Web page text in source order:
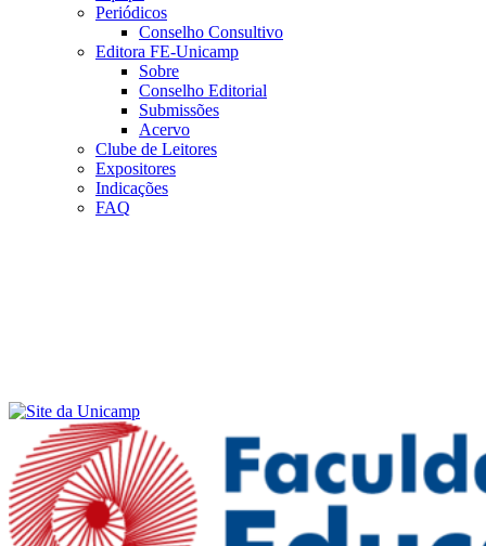
Periódicos
Conselho Consultivo
Editora FE-Unicamp
Sobre
Conselho Editorial
Submissões
Acervo
Clube de Leitores
Expositores
Indicações
FAQ